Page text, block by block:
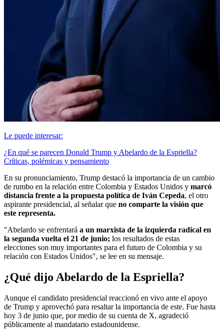
Le puede interesar:
¿En qué se parecen Donald Trump y Abelardo de la Espriella?
Críticas, polémicas y pensamiento
En su pronunciamiento, Trump destacó la importancia de un cambio
de rumbo en la relación entre Colombia y Estados Unidos y marcó
distancia frente a la propuesta política de Iván Cepeda, el otro
aspirante presidencial, al señalar que no comparte la visión que
este representa.
"Abelardo se enfrentará a un marxista de la izquierda radical en
la segunda vuelta el 21 de junio; los resultados de estas
elecciones son muy importantes para el futuro de Colombia y su
relación con Estados Unidos", se lee en su mensaje.
¿Qué dijo Abelardo de la Espriella?
Aunque el candidato presidencial reaccionó en vivo ante el apoyo
de Trump y aprovechó para resaltar la importancia de este. Fue hasta
hoy 3 de junio que, por medio de su cuenta de X, agradeció
públicamente al mandatario estadounidense.